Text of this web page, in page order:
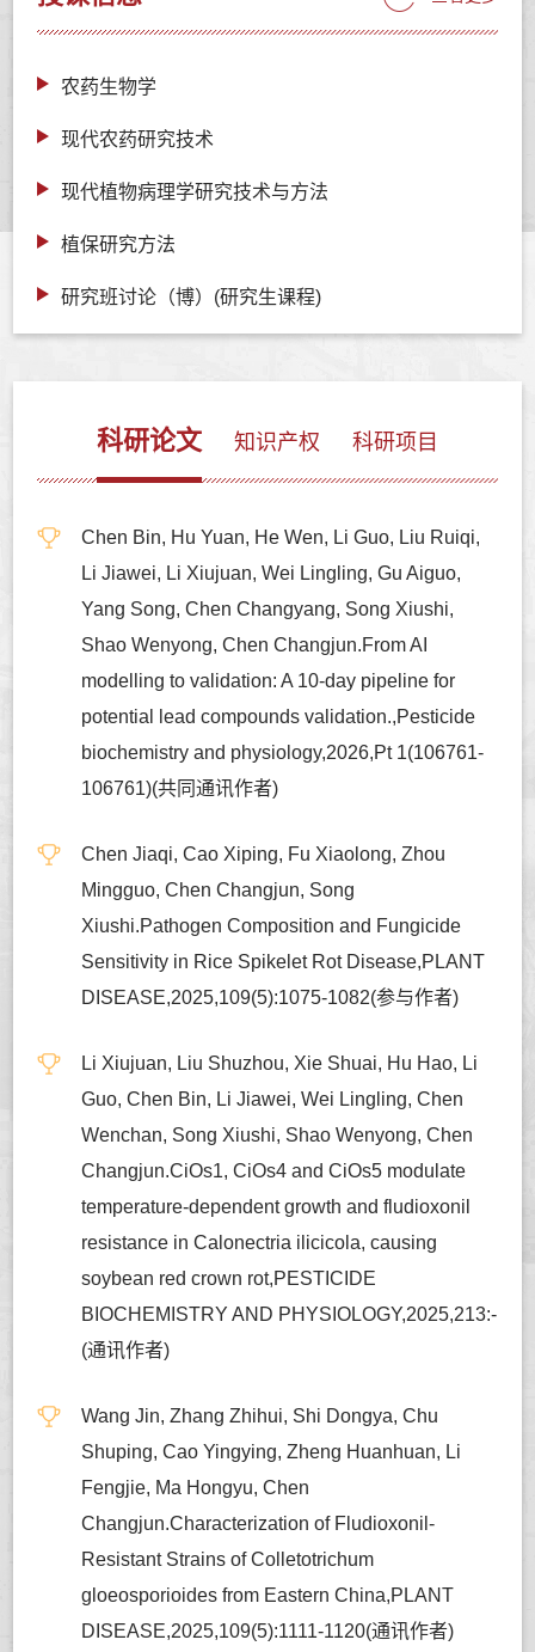
农药生物学
现代农药研究技术
现代植物病理学研究技术与方法
植保研究方法
研究班讨论（博）(研究生课程)
科研论文 知识产权 科研项目
Chen Bin, Hu Yuan, He Wen, Li Guo, Liu Ruiqi,
Li Jiawei, Li Xiujuan, Wei Lingling, Gu Aiguo,
Yang Song, Chen Changyang, Song Xiushi,
Shao Wenyong, Chen Changjun.From AI
modelling to validation: A 10-day pipeline for
potential lead compounds validation.,Pesticide
biochemistry and physiology,2026,Pt 1(106761-
106761)(共同通讯作者)
Chen Jiaqi, Cao Xiping, Fu Xiaolong, Zhou
Mingguo, Chen Changjun, Song
Xiushi.Pathogen Composition and Fungicide
Sensitivity in Rice Spikelet Rot Disease,PLANT
DISEASE,2025,109(5):1075-1082(参与作者)
Li Xiujuan, Liu Shuzhou, Xie Shuai, Hu Hao, Li
Guo, Chen Bin, Li Jiawei, Wei Lingling, Chen
Wenchan, Song Xiushi, Shao Wenyong, Chen
Changjun.CiOs1, CiOs4 and CiOs5 modulate
temperature-dependent growth and fludioxonil
resistance in Calonectria ilicicola, causing
soybean red crown rot,PESTICIDE
BIOCHEMISTRY AND PHYSIOLOGY,2025,213:-
(通讯作者)
Wang Jin, Zhang Zhihui, Shi Dongya, Chu
Shuping, Cao Yingying, Zheng Huanhuan, Li
Fengjie, Ma Hongyu, Chen
Changjun.Characterization of Fludioxonil-
Resistant Strains of Colletotrichum
gloeosporioides from Eastern China,PLANT
DISEASE,2025,109(5):1111-1120(通讯作者)